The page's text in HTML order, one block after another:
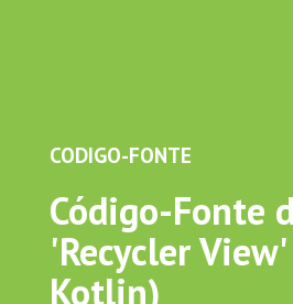
CODIGO-FONTE
Código-Fonte
'Recycler
Kotlin)